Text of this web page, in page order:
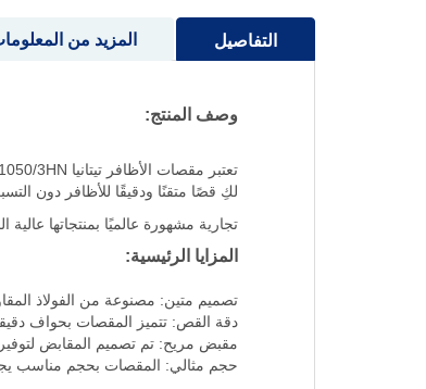
التفاصيل
وصف المنتج:
لكِ قصًا متقنًا ودقيقًا للأظافر دون
تجارية مشهورة عالميًا بمنتجاتها
المزايا الرئيسية:
تصميم متين: مصنوعة من الفولاذ
دقة القص: تتميز المقصات بحواف
مقبض مريح: تم تصميم المقابض
حجم مثالي: المقصات بحجم مناسب
المزيد من